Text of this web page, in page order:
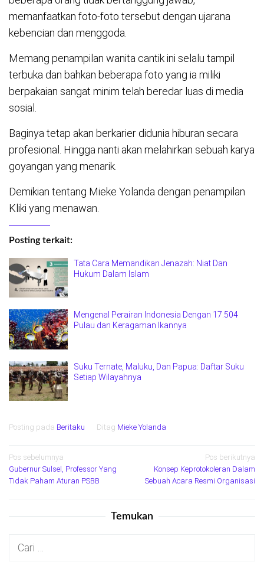
memanfaatkan foto-foto tersebut dengan ujarana
kebencian dan menggoda.
Memang penampilan wanita cantik ini selalu tampil
terbuka dan bahkan beberapa foto yang ia miliki
berpakaian sangat minim telah beredar luas di media
sosial.
Baginya tetap akan berkarier didunia hiburan secara
profesional. Hingga nanti akan melahirkan sebuah karya
goyangan yang menarik.
Demikian tentang Mieke Yolanda dengan penampilan
Kliki yang menawan.
Posting terkait:
Tata Cara Memandikan Jenazah: Niat Dan
Hukum Dalam Islam
Mengenal Perairan Indonesia Dengan 17.504
Pulau dan Keragaman Ikannya
Suku Ternate, Maluku, Dan Papua: Daftar Suku
Setiap Wilayahnya
Posting pada Beritaku Ditag Mieke Yolanda
Navigasi
pos
Pos sebelumnya
Gubernur Sulsel, Professor Yang
Tidak Paham Aturan PSBB
Pos berikutnya
Konsep Keprotokoleran Dalam
Sebuah Acara Resmi Organisasi
Temukan
Cari